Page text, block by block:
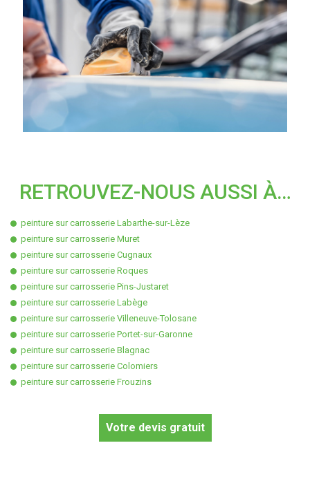
RETROUVEZ-NOUS AUSSI À…
peinture sur carrosserie Labarthe-sur-Lèze
peinture sur carrosserie Muret
peinture sur carrosserie Cugnaux
peinture sur carrosserie Roques
peinture sur carrosserie Pins-Justaret
peinture sur carrosserie Labège
peinture sur carrosserie Villeneuve-Tolosane
peinture sur carrosserie Portet-sur-Garonne
peinture sur carrosserie Blagnac
peinture sur carrosserie Colomiers
peinture sur carrosserie Frouzins
Votre devis gratuit